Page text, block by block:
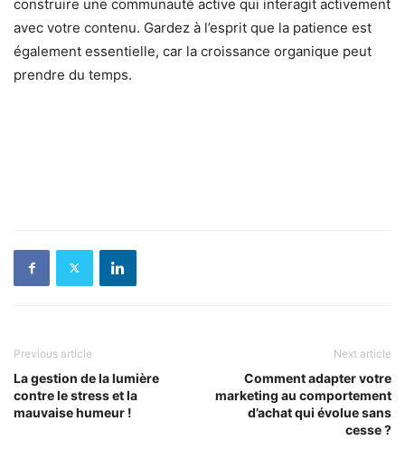
construire une communauté active qui interagit activement
avec votre contenu. Gardez à l’esprit que la patience est
également essentielle, car la croissance organique peut
prendre du temps.
Previous article
La gestion de la lumière
contre le stress et la
mauvaise humeur !
Next article
Comment adapter votre
marketing au comportement
d’achat qui évolue sans
cesse ?